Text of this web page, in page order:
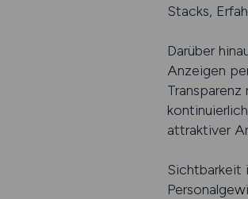
Stacks,
Darüber
Anzeigen
attraktiver
Sichtbarkeit